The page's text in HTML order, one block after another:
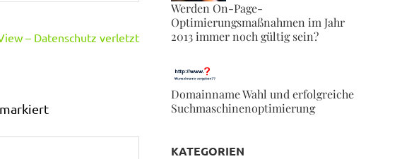
– Datenschutz verletzt
markiert
Werden On-Page-
Optimierungsmaßnahmen im Jahr
2013 immer noch gültig sein?
Domainname Wahl und erfolgreiche
Suchmaschinenoptimierung
KATEGORIEN